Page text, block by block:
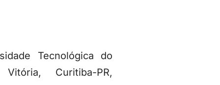
Tecnológica do
Curitiba-PR,